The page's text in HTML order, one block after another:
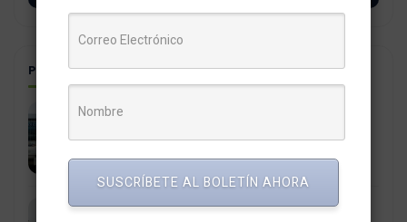
POSTS RELACIONADOS
El antiguo terminal Jorge Chávez se transforma en
SUSCRÍBETE AL BOLETÍN AHORA